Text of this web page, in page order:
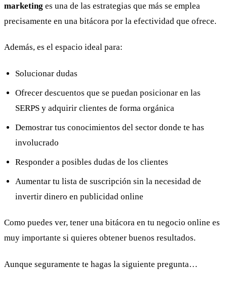
marketing es una de las estrategias que más se emplea
precisamente en una bitácora por la efectividad que ofrece.
Además, es el espacio ideal para:
Solucionar dudas
Ofrecer descuentos que se puedan posicionar en las
SERPS y adquirir clientes de forma orgánica
Demostrar tus conocimientos del sector donde te has
involucrado
Responder a posibles dudas de los clientes
Aumentar tu lista de suscripción sin la necesidad de
invertir dinero en publicidad online
Como puedes ver, tener una bitácora en tu negocio online es
muy importante si quieres obtener buenos resultados.
Aunque seguramente te hagas la siguiente pregunta…